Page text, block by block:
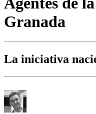
Granada
La iniciativa